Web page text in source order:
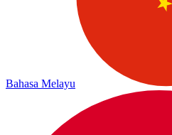
Bahasa Melayu